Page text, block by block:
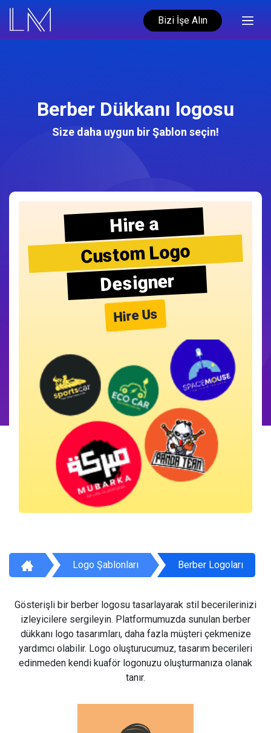
Bizi İşe Alın
Berber Dükkanı logosu
Size daha uygun bir Şablon seçin!
Hire a
Custom Logo
Designer
Hire Us
Logo Şablonları Berber Logoları
Gösterişli bir berber logosu tasarlayarak stil becerilerinizi
izleyicilere sergileyin. Platformumuzda sunulan berber
dükkanı logo tasarımları, daha fazla müşteri çekmenize
yardımcı olabilir. Logo oluşturucumuz, tasarım becerileri
edinmeden kendi kuaför logonuzu oluşturmanıza olanak
tanır.